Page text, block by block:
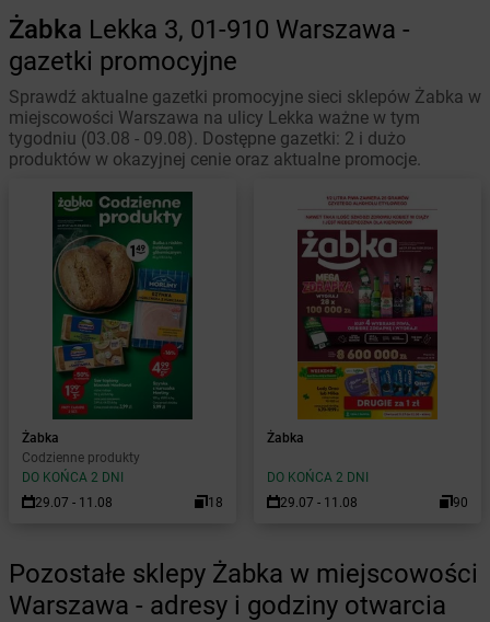
Żabka Lekka 3, 01-910 Warszawa -
gazetki promocyjne
Sprawdź aktualne gazetki promocyjne sieci sklepów Żabka w
miejscowości Warszawa na ulicy Lekka ważne w tym
tygodniu (03.08 - 09.08). Dostępne gazetki: 2 i dużo
produktów w okazyjnej cenie oraz aktualne promocje.
Żabka
Codzienne produkty
DO KOŃCA 2 DNI
29.07 - 11.08
18
Żabka
DO KOŃCA 2 DNI
29.07 - 11.08
90
Pozostałe sklepy Żabka w miejscowości
Warszawa - adresy i godziny otwarcia